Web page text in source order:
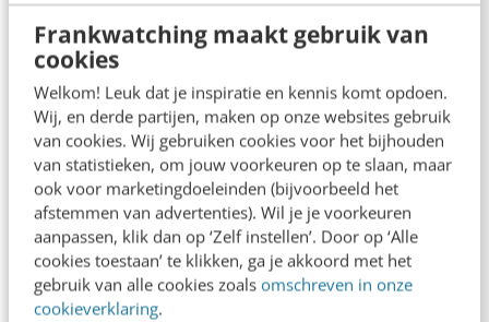
Frankwatching maakt gebruik van
cookies
Welkom! Leuk dat je inspiratie en kennis komt opdoen.
Wij, en derde partijen, maken op onze websites gebruik
van cookies. Wij gebruiken cookies voor het bijhouden
van statistieken, om jouw voorkeuren op te slaan, maar
ook voor marketingdoeleinden (bijvoorbeeld het
afstemmen van advertenties). Wil je je voorkeuren
aanpassen, klik dan op ‘Zelf instellen’. Door op ‘Alle
cookies toestaan’ te klikken, ga je akkoord met het
gebruik van alle cookies zoals omschreven in onze
cookieverklaring.
uitgaat van
bepaalde
leiderschapsstijlen,
maar helemaal
inzoomt op in balans zijn met je binnenwereld
en daardoor een goed leider zijn. Seinen geeft
erg veel concrete situaties uit zijn
coachingpraktijk, zodat helder wordt hoe
gedrag gestoeld is op vroegere emoties. Ook